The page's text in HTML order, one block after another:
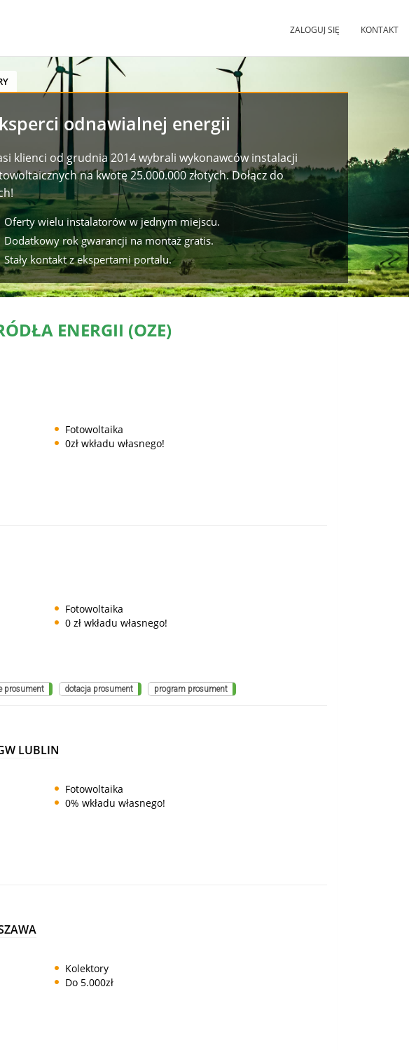
ZALOGUJ SIĘ KONTAKT
odnawialnej energii
klienci od grudnia 2014 wybrali wykonawców instalacji
na kwotę 25.000.000 złotych. Dołącz do
Oferty wielu instalatorów w jednym miejscu.
Dodatkowy rok gwarancjina montaż gratis.
Stały kontakt z ekspertami portalu.
ENERGII (OZE)
Fotowoltaika
0zł wkładu własnego!
Fotowoltaika
0 zł wkładu własnego!
prosument dotacja prosument program prosument
LUBLIN
Fotowoltaika
0% wkładu własnego!
Kolektory
Do 5.000zł